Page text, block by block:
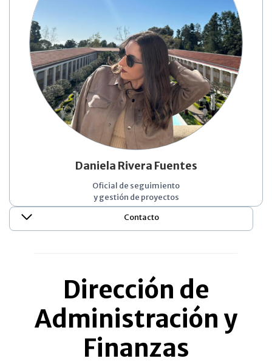
Daniela Rivera Fuentes
Oficial de seguimiento
y gestión de proyectos
Contacto
Dirección de
Administración y
Finanzas